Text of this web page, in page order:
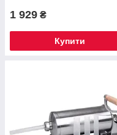
1 929 ₴
Купити